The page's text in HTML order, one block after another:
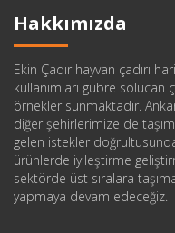
Hakkımızda
Ekin Çadır hayvan çadırı
kullanımları gübre solucan
örnekler sunmaktadır.
diğer şehirlerimize de
gelen istekler
ürünlerde iyileştirme
sektörde üst sıralara
yapmaya devam edeceğiz.